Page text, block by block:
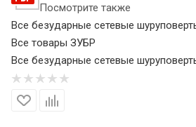
Посмотрите также
Все безударные сетевые
Все товары ЗУБР
Все безударные сетевые